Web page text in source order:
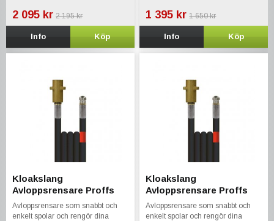
2 095 kr 2 195 kr
Info Köp
1 395 kr 1 650 kr
Info Köp
Kloakslang
Avloppsrensare Proffs
15m Kärcher KEW Nilfisk
Kränzle Bosch Stihl
Avloppsrensare som snabbt och
enkelt spolar och rengör dina
Kloakslang
Avloppsrensare Proffs
20m Kärcher KEW Nilfisk
Kränzle Bosch Stihl
Avloppsrensare som snabbt och
enkelt spolar och rengör dina